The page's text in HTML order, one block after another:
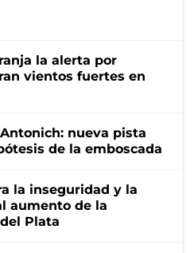
la alerta por
vientos fuertes en
nueva pista
de la emboscada
la inseguridad y la
aumento de la
Plata